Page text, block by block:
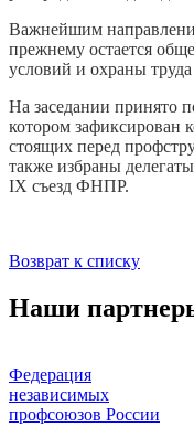
Важнейшим
прежнему остается
условий и охраны
На заседании принято
котором зафиксирован
стоящих перед
также избраны
IX съезд ФНПР.
Возврат к списку
Наши
Федерация
независимых
профсоюзов России